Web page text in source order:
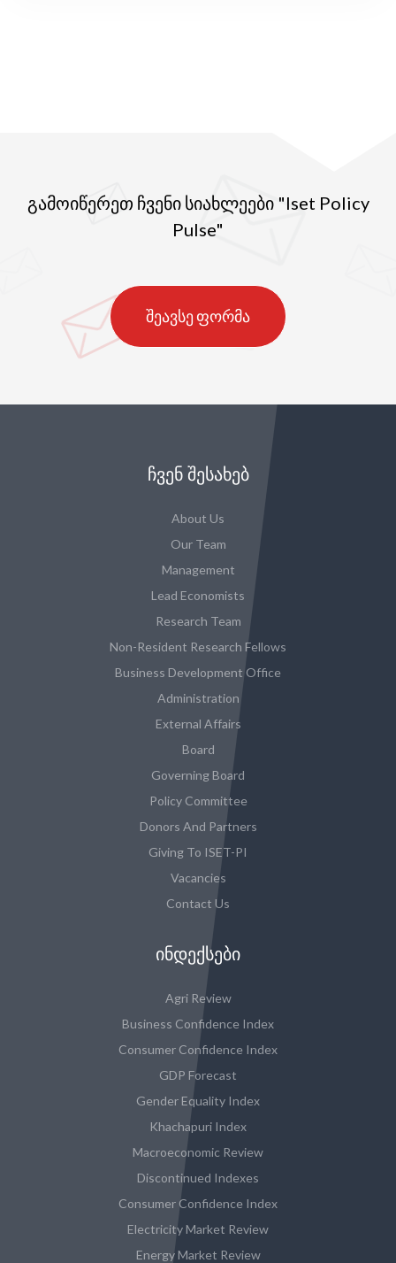
გამოიწერეთ ჩვენი სიახლეები "Iset Policy
Pulse"
შეავსე ფორმა
ᲩᲕᲔᲜ ᲨᲔᲡᲐᲮᲔᲑ
About Us
Our Team
Management
Lead Economists
Research Team
Non-Resident Research Fellows
Business Development Office
Administration
External Affairs
Board
Governing Board
Policy Committee
Donors And Partners
Giving To ISET-PI
Vacancies
Contact Us
ᲘᲜᲓᲔᲥᲡᲔᲑᲘ
Agri Review
Business Confidence Index
Consumer Confidence Index
GDP Forecast
Gender Equality Index
Khachapuri Index
Macroeconomic Review
Discontinued Indexes
Consumer Confidence Index
Electricity Market Review
Energy Market Review